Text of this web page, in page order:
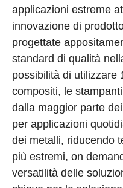
applicazioni estreme
innovazione di
progettate
standard di qualità
possibilità di utilizzare
compositi, le
dalla maggior parte
per applicazioni
dei metalli, riducendo
più estremi, on
versatilità delle